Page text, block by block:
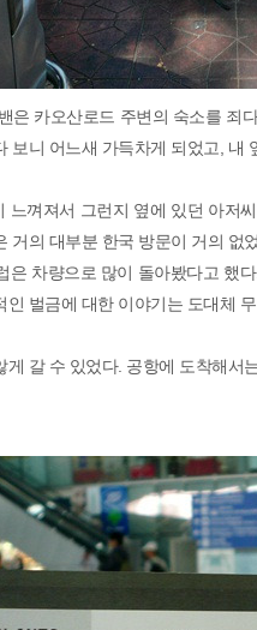
은 카오산로드 주변의 숙소를
보니 어느새 가득차게 되었고, 내
느껴져서 그런지 옆에 있던 아저
거의 대부분 한국 방문이 거의
은 차량으로 많이 돌아봤다고 했
벌금에 대한 이야기는 도대체
갈 수 있었다. 공항에 도착해서